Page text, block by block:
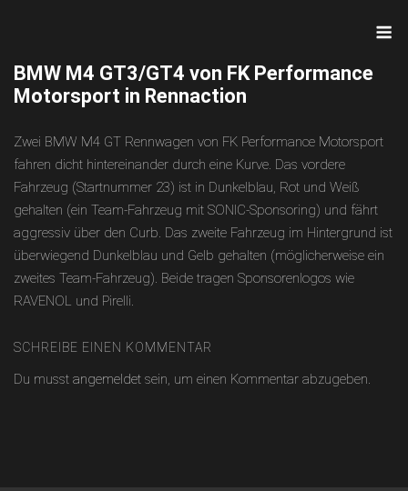
BMW M4 GT3/GT4 von FK Performance
Motorsport in Rennaction
Zwei BMW M4 GT Rennwagen von FK Performance Motorsport
fahren dicht hintereinander durch eine Kurve. Das vordere
Fahrzeug (Startnummer 23) ist in Dunkelblau, Rot und Weiß
gehalten (ein Team-Fahrzeug mit SONIC-Sponsoring) und fährt
aggressiv über den Curb. Das zweite Fahrzeug im Hintergrund ist
überwiegend Dunkelblau und Gelb gehalten (möglicherweise ein
zweites Team-Fahrzeug). Beide tragen Sponsorenlogos wie
RAVENOL und Pirelli.
SCHREIBE EINEN KOMMENTAR
Du musst angemeldet sein, um einen Kommentar abzugeben.